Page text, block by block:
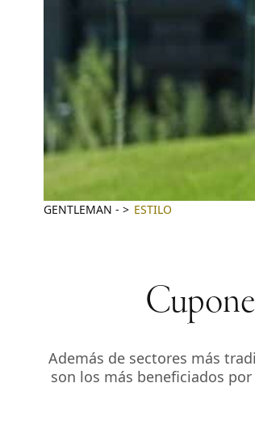
GENTLEMAN - ESTILO
Además de sectores más
son los más beneficiados